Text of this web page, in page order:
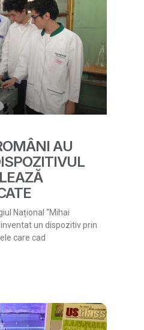
AU
Național “Mihai
inventat un dispozitiv prin
care cad